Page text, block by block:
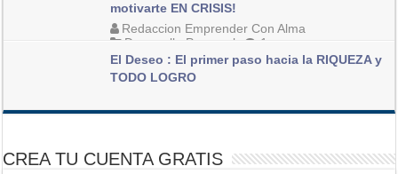
motivarte EN CRISIS!
Redaccion Emprender Con Alma
Desarrollo Personal
1
El Deseo : El primer paso hacia la RIQUEZA y
TODO LOGRO
Articulos destacado,Desarrollo Personal 4
CREA TU CUENTA GRATIS